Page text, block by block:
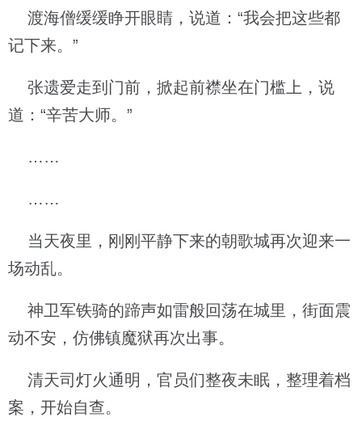
渡海僧缓缓睁开眼睛，说道：“我会把这些都
记下来。”
张遗爱走到门前，掀起前襟坐在门槛上，说
道：“辛苦大师。”
……
……
当天夜里，刚刚平静下来的朝歌城再次迎来一
场动乱。
神卫军铁骑的蹄声如雷般回荡在城里，街面震
动不安，仿佛镇魔狱再次出事。
清天司灯火通明，官员们整夜未眠，整理着档
案，开始自查。